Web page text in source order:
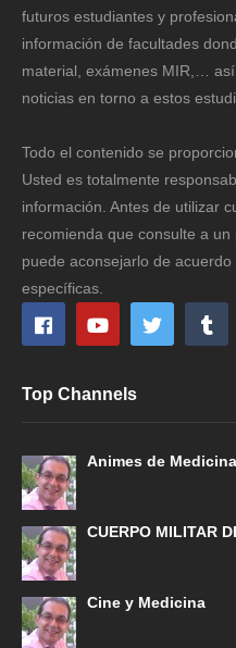
futuros estudiantes y
información de facultades
material, exámenes MIR,…
noticias en torno a estos
Todo el contenido se
Usted es totalmente
información. Antes de utilizar
recomienda que consulte a
puede aconsejarlo de
específicas.
Top Channels
Animes de Medicina
CUERPO MILITAR
Cine y Medicina